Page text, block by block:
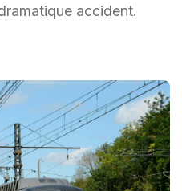
accident.